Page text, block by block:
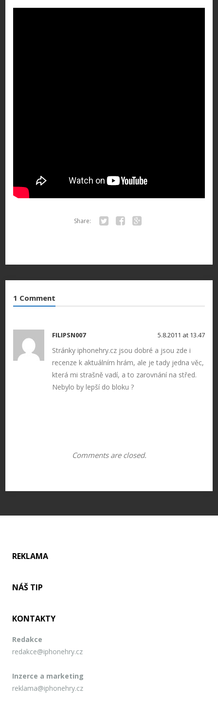
Share:
1 Comment
FILIPSN007 5.8.2011 at 13.47
Stránky iphonehry.cz jsou dobré a jsou zde i
recenze k aktuálním hrám, ale je tady jedna věc,
která mi strašně vadí, a to zarovnání na střed.
Nebylo by lepší do bloku ?
Comments are closed.
REKLAMA
NÁŠ TIP
KONTAKTY
Redakce
redakce@iphonehry.cz
Inzerce a marketing
reklama@iphonehry.cz